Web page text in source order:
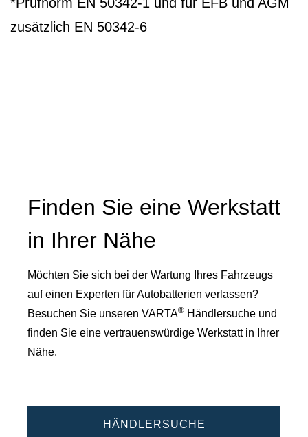
*Prüfnorm EN 50342-1 und für EFB und AGM
zusätzlich EN 50342-6
Finden Sie eine Werkstatt
in Ihrer Nähe
Möchten Sie sich bei der Wartung Ihres Fahrzeugs
auf einen Experten für Autobatterien verlassen?
Besuchen Sie unseren VARTA® Händlersuche und
finden Sie eine vertrauenswürdige Werkstatt in Ihrer
Nähe.
HÄNDLERSUCHE